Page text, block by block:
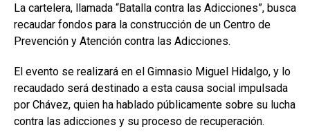
La cartelera, llamada “Batalla contra las Adicciones”, busca
recaudar fondos para la construcción de un Centro de
Prevención y Atención contra las Adicciones.
El evento se realizará en el Gimnasio Miguel Hidalgo, y lo
recaudado será destinado a esta causa social impulsada
por Chávez, quien ha hablado públicamente sobre su lucha
contra las adicciones y su proceso de recuperación.